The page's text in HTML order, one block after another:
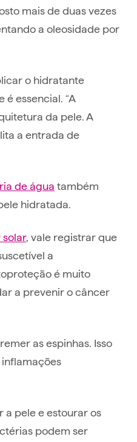
mais de duas vezes
a oleosidade por
o hidratante
essencial. “A
da pele. A
a entrada de
de água também
hidratada.
, vale registrar que
a
é muito
a prevenir o câncer
as espinhas. Isso
a pele e estourar os
podem ser